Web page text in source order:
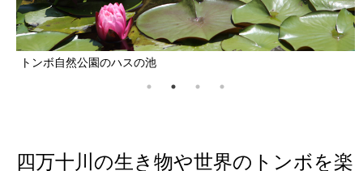
トンボ自然公園
四万十川の生き物や世界のトンボを楽